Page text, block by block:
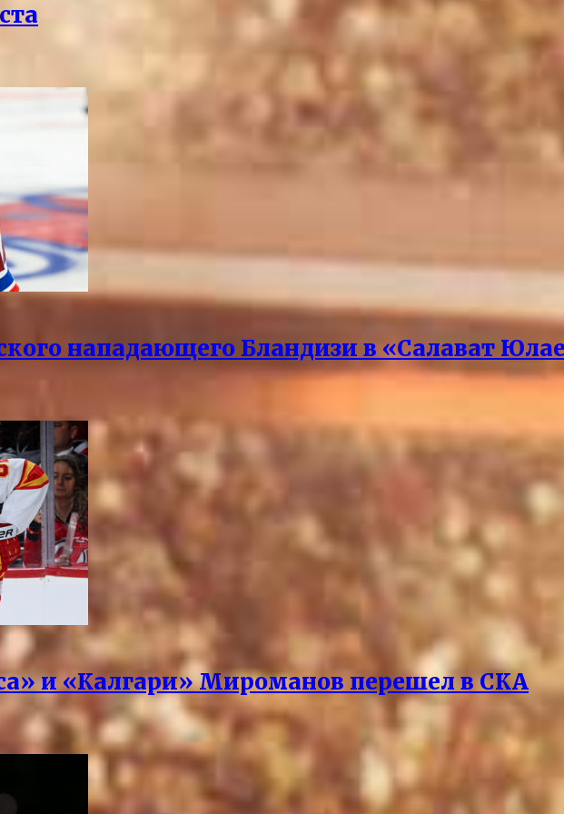
нападающего Бландизи в «Салават
и «Калгари» Мироманов перешел в СКА